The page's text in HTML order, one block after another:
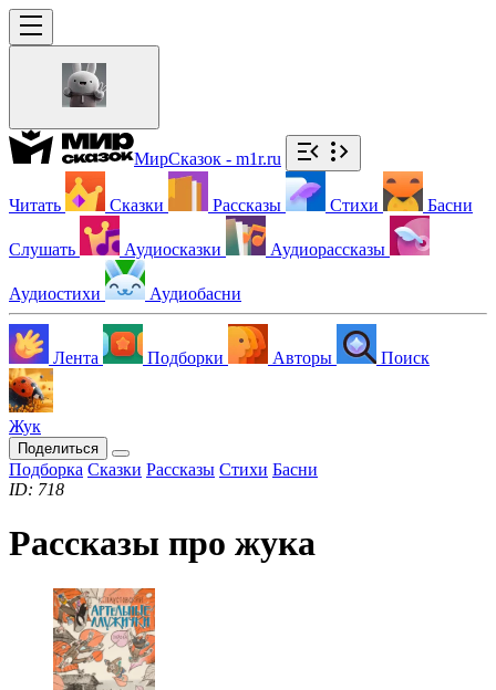
МирСказок - m1r.ru
Читать Сказки Рассказы Стихи Басни
Слушать Аудиосказки Аудиорассказы
Аудиостихи Аудиобасни
Лента Подборки Авторы Поиск
Жук
Поделиться
Подборка Сказки Рассказы Стихи Басни
ID: 718
Рассказы про жука